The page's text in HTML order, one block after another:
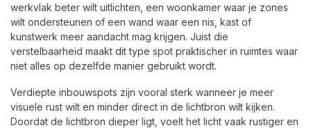
werkvlak beter wilt uitlichten, een woonkamer waar je zones
wilt ondersteunen of een wand waar een nis, kast of
kunstwerk meer aandacht mag krijgen. Juist die
verstelbaarheid maakt dit type spot praktischer in ruimtes waar
niet alles op dezelfde manier gebruikt wordt.
Verdiepte inbouwspots zijn vooral sterk wanneer je meer
visuele rust wilt en minder direct in de lichtbron wilt kijken.
Doordat de lichtbron dieper ligt, voelt het licht vaak rustiger en